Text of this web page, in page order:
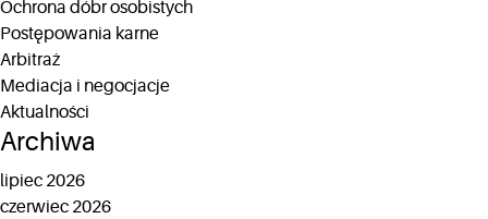
Ochrona dóbr osobistych
Postępowania karne
Arbitraż
Mediacja i negocjacje
Aktualności
Archiwa
lipiec 2026
czerwiec 2026